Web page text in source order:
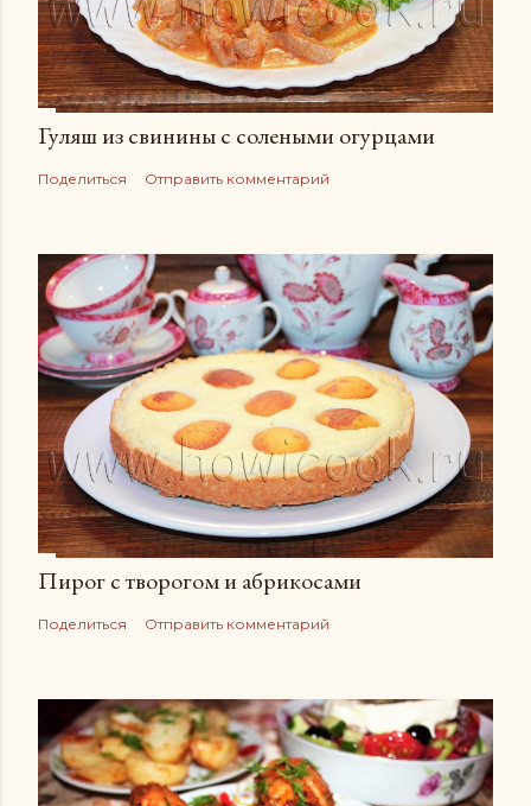
Гуляш из свинины с солеными огурцами
Поделиться Отправить комментарий
Пирог с творогом и абрикосами
Поделиться Отправить комментарий